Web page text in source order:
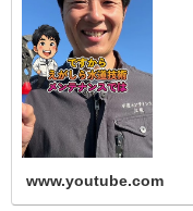
www.youtube.com